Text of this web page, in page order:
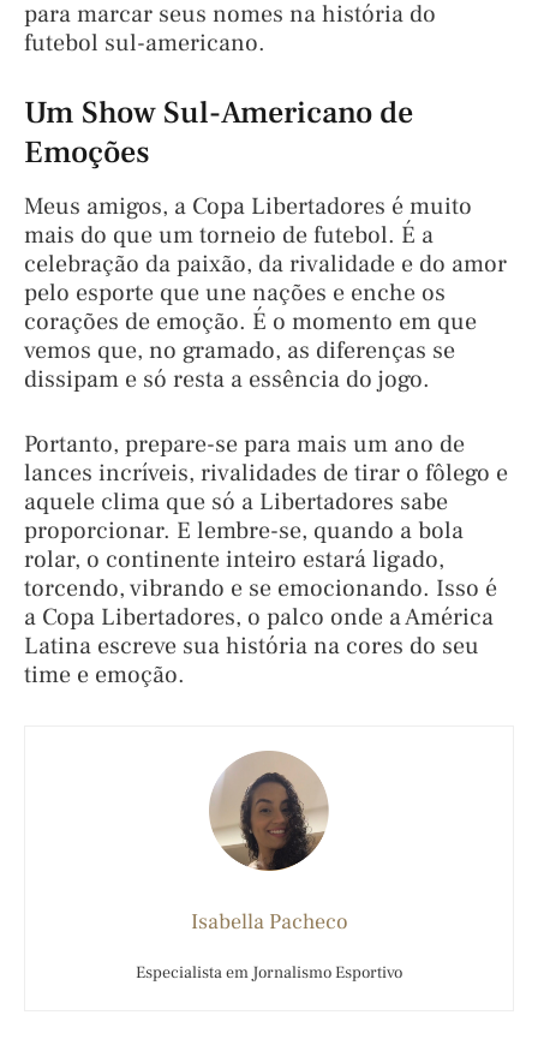
para marcar seus nomes na história do
futebol sul-americano.
Um Show Sul-Americano de
Emoções
Meus amigos, a Copa Libertadores é muito
mais do que um torneio de futebol. É a
celebração da paixão, da rivalidade e do amor
pelo esporte que une nações e enche os
corações de emoção. É o momento em que
vemos que, no gramado, as diferenças se
dissipam e só resta a essência do jogo.
Portanto, prepare-se para mais um ano de
lances incríveis, rivalidades de tirar o fôlego e
aquele clima que só a Libertadores sabe
proporcionar. E lembre-se, quando a bola
rolar, o continente inteiro estará ligado,
torcendo, vibrando e se emocionando. Isso é
a Copa Libertadores, o palco onde a América
Latina escreve sua história na cores do seu
time e emoção.
Isabella Pacheco
Especialista em Jornalismo Esportivo